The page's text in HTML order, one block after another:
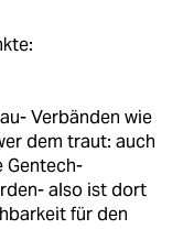
Verbänden wie
dem traut: auch
Gentech-
also ist dort
für den